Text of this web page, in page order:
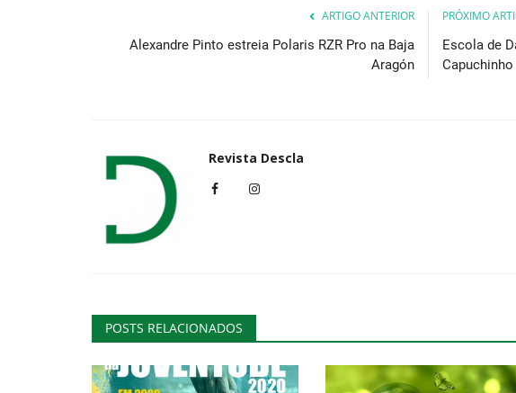
ARTIGO ANTERIOR
Alexandre Pinto estreia Polaris RZR Pro na Baja
Aragón
PRÓXIMO
Escola de
Revista Descla
POSTS RELACIONADOS